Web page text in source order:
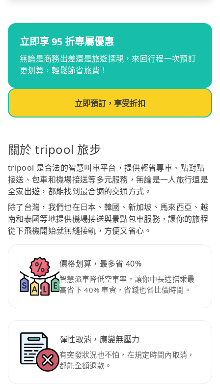
立即享 95 折專屬優惠
無論是商務出差還是旅遊探親，來回行程一次預訂
更划算，輕鬆節省旅費！
立即預訂，享受折扣
關於 tripool 旅步
tripool 是合法的智慧叫車平台，提供輕省專車、點對點
接送、包車和機場接送等多元服務，無論是一人旅行還是
全家出遊，都能找到最合適的交通方式。
除了台灣，我們也在日本、韓國、新加坡、馬來西亞、越
南和泰國等地提供機場接送與景點包車服務，讓你的旅程
從下飛機開始就無縫接軌，方便又省心。
價格划算，最多省 40%
智慧派車降低空車率，讓你中長途搭乘最
高省下 40% 車資，省錢也省比價時間。
彈性取消，應變無壓力
有突發狀況也不怕，在規定時間內取消，
都能全額退款。